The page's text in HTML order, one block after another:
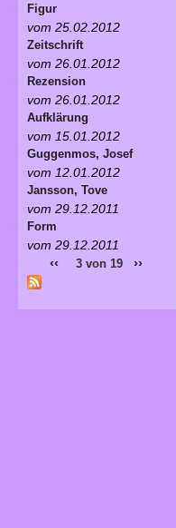
Figur
vom 25.02.2012
Zeitschrift
vom 26.01.2012
Rezension
vom 26.01.2012
Aufklärung
vom 15.01.2012
Guggenmos, Josef
vom 12.01.2012
Jansson, Tove
vom 29.12.2011
Form
vom 29.12.2011
‹‹ 3 von 19 ››